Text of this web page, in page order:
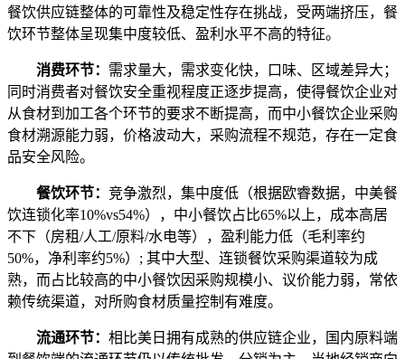
餐饮供应链整体的可靠性及稳定性存在挑战，受两端挤压，餐
饮环节整体呈现集中度较低、盈利水平不高的特征。
消费环节： 需求量大，需求变化快，口味、区域差异大；
同时消费者对餐饮安全重视程度正逐步提高，使得餐饮企业对
从食材到加工各个环节的要求不断提高，而中小餐饮企业采购
食材溯源能力弱，价格波动大，采购流程不规范，存在一定食
品安全风险。
餐饮环节： 竞争激烈，集中度低（根据欧睿数据，中美餐
饮连锁化率10%vs54%），中小餐饮占比65%以上，成本高居
不下（房租/人工/原料/水电等），盈利能力低（毛利率约
50%，净利率约5%）; 其中大型、连锁餐饮采购渠道较为成
熟，而占比较高的中小餐饮因采购规模小、议价能力弱，常依
赖传统渠道，对所购食材质量控制有难度。
流通环节： 相比美日拥有成熟的供应链企业，国内原料端